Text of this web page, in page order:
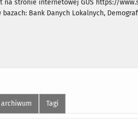
stronie internetowej GUS https://
Bank Danych Lokalnych,
Tagi